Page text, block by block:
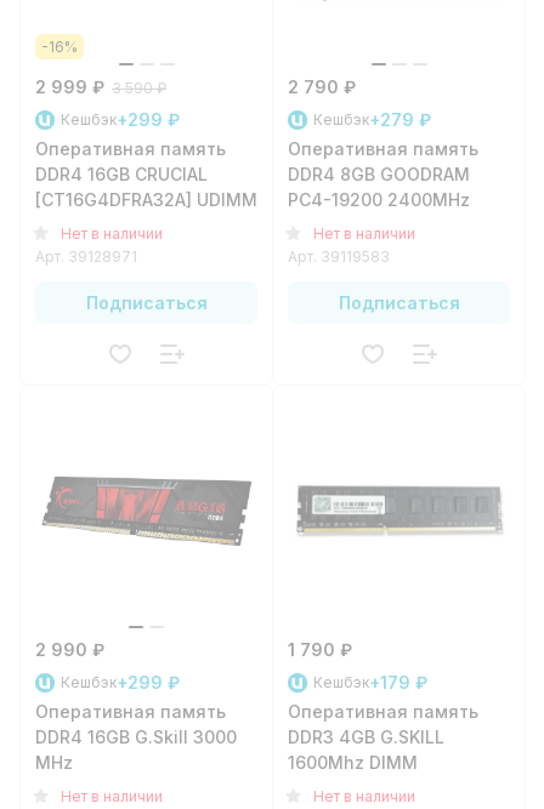
-16%
2 999 ₽ 3 590 ₽
Кешбэк+299 ₽
Оперативная память
DDR4 16GB CRUCIAL
[CT16G4DFRA32A] UDIMM
Нет в наличии
Арт. 39128971
Подписаться
2 790 ₽
Кешбэк+279 ₽
Оперативная память
DDR4 8GB GOODRAM
PC4-19200 2400MHz
Нет в наличии
Арт. 39119583
Подписаться
2 990 ₽
Кешбэк+299 ₽
Оперативная память
DDR4 16GB G.Skill 3000
MHz
Нет в наличии
1 790 ₽
Кешбэк+179 ₽
Оперативная память
DDR3 4GB G.SKILL
1600Mhz DIMM
Нет в наличии